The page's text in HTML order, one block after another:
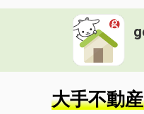
大手不動